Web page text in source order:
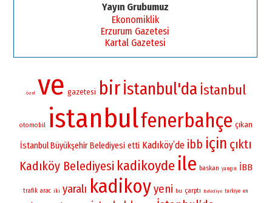
Yayın Grubumuz
Ekonomiklik
Erzurum Gazetesi
Kartal Gazetesi
özel ve gazetesi birİstanbul'da İstanbul
otomobil istanbulfenerbahçe çıkan
İstanbul Büyükşehir Belediyesi etti Kadıköy’de ibb için çıktı
Kadıköy Belediyesi kadikoyde ile baskan yangın İBB
trafik arac iki yaralı kadikoy yeni bu çarptı Belediye turkiye en